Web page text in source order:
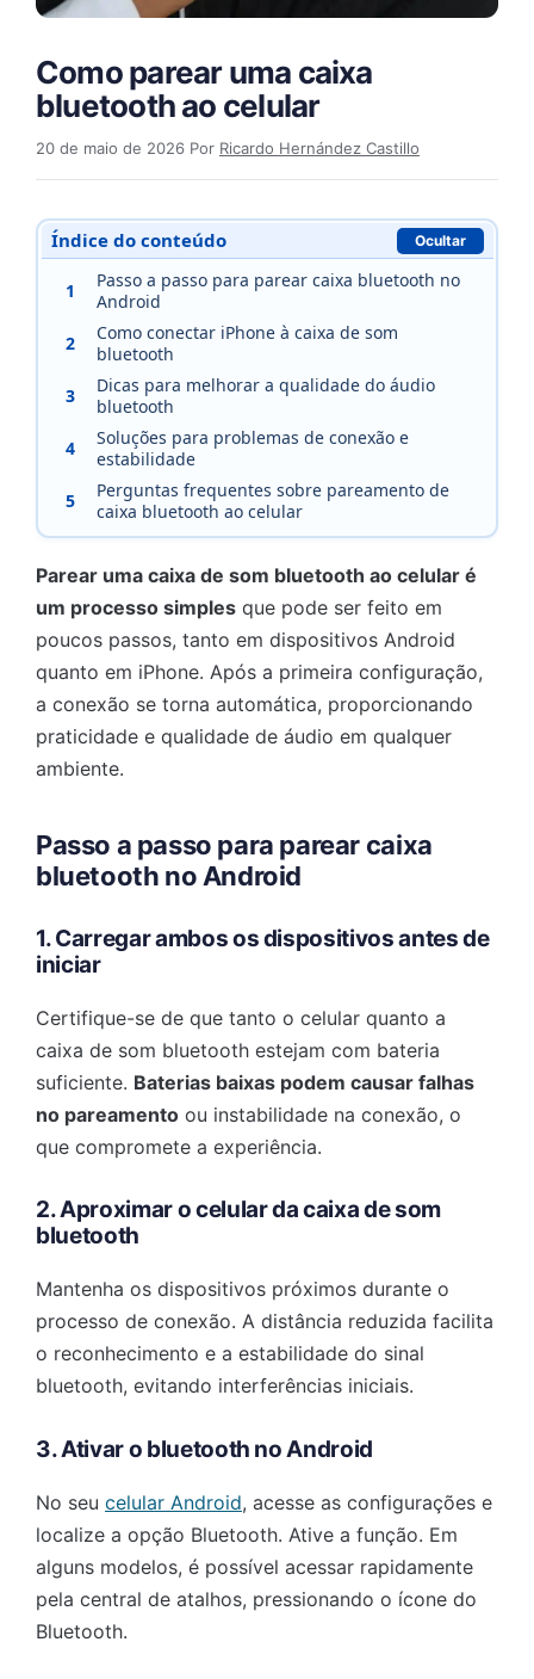
Como parear uma caixa
bluetooth ao celular
20 de maio de 2026 Por Ricardo Hernández Castillo
Índice do conteúdo Ocultar
1
Passo a passo para parear caixa bluetooth no
Android
2
Como conectar iPhone à caixa de som
bluetooth
3
Dicas para melhorar a qualidade do áudio
bluetooth
4
Soluções para problemas de conexão e
estabilidade
5
Perguntas frequentes sobre pareamento de
caixa bluetooth ao celular
Parear uma caixa de som bluetooth ao celular é
um processo simples que pode ser feito em
poucos passos, tanto em dispositivos Android
quanto em iPhone. Após a primeira configuração,
a conexão se torna automática, proporcionando
praticidade e qualidade de áudio em qualquer
ambiente.
Passo a passo para parear caixa
bluetooth no Android
1. Carregar ambos os dispositivos antes de
iniciar
Certifique-se de que tanto o celular quanto a
caixa de som bluetooth estejam com bateria
suficiente. Baterias baixas podem causar falhas
no pareamento ou instabilidade na conexão, o
que compromete a experiência.
2. Aproximar o celular da caixa de som
bluetooth
Mantenha os dispositivos próximos durante o
processo de conexão. A distância reduzida facilita
o reconhecimento e a estabilidade do sinal
bluetooth, evitando interferências iniciais.
3. Ativar o bluetooth no Android
No seu celular Android, acesse as configurações e
localize a opção Bluetooth. Ative a função. Em
alguns modelos, é possível acessar rapidamente
pela central de atalhos, pressionando o ícone do
Bluetooth.